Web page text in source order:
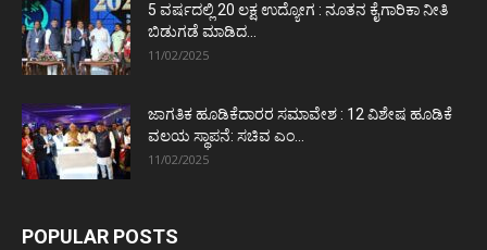
5 ವರ್ಷದಲ್ಲಿ 20 ಲಕ್ಷ ಉದ್ಯೋಗ : ನೂತನ ಕೈಗಾರಿಕಾ ನೀತಿ
ಬಿಡುಗಡೆ ಮಾಡಿದ...
11/02/2025
ಜಾಗತಿಕ ಹೂಡಿಕೆದಾರರ ಸಮಾವೇಶ : 12 ವಿಶೇಷ ಹೂಡಿಕೆ
ವಲಯ ಸ್ಥಾಪನೆ: ಸಚಿವ ಎಂ...
11/02/2025
POPULAR POSTS